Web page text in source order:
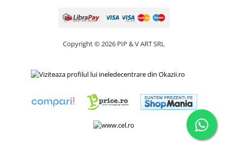
Copyright © 2026 PIP & V ART SRL